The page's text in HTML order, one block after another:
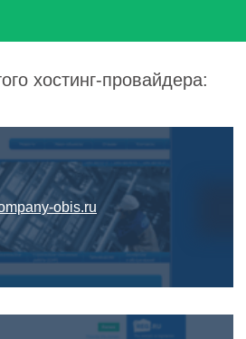
хостинг-провайдера:
obis.ru